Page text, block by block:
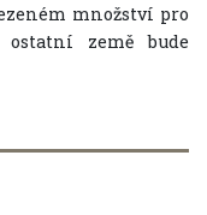
množství pro
ostatní země bude